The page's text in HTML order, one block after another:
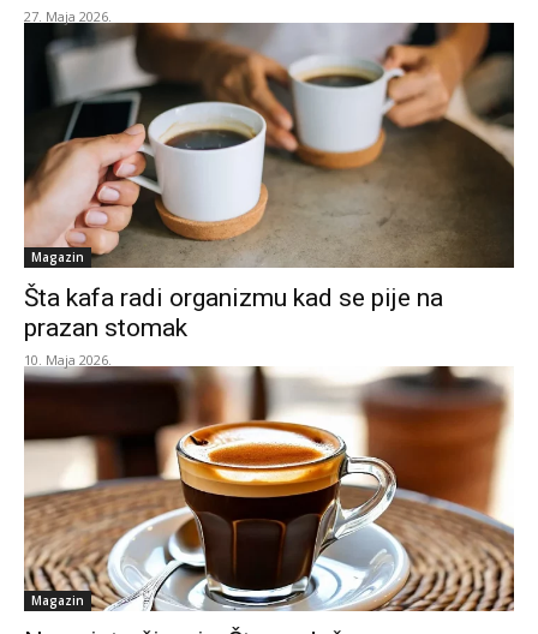
27. Maja 2026.
Magazin
Šta kafa radi organizmu kad se pije na
prazan stomak
10. Maja 2026.
Magazin